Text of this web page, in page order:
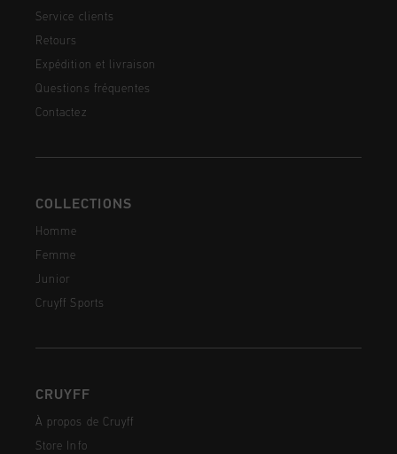
Service clients
Retours
Expédition et livraison
Questions fréquentes
Contactez
COLLECTIONS
Homme
Femme
Junior
Cruyff Sports
CRUYFF
À propos de Cruyff
Store Info